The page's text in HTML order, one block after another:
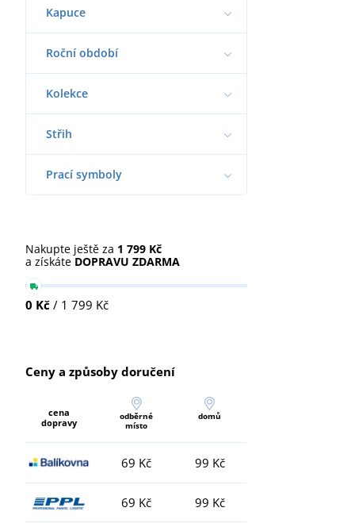
Kapuce
Roční období
Kolekce
Střih
Prací symboly
Nakupte ještě za 1 799 Kč
a získáte DOPRAVU ZDARMA
0 Kč / 1 799 Kč
Ceny a způsoby doručení
cena
dopravy
odběrné
místo
domů
69 Kč 99 Kč
69 Kč 99 Kč